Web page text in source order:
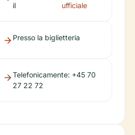
il
ufficiale
Presso la biglietteria
Telefonicamente: +45 70
27 22 72